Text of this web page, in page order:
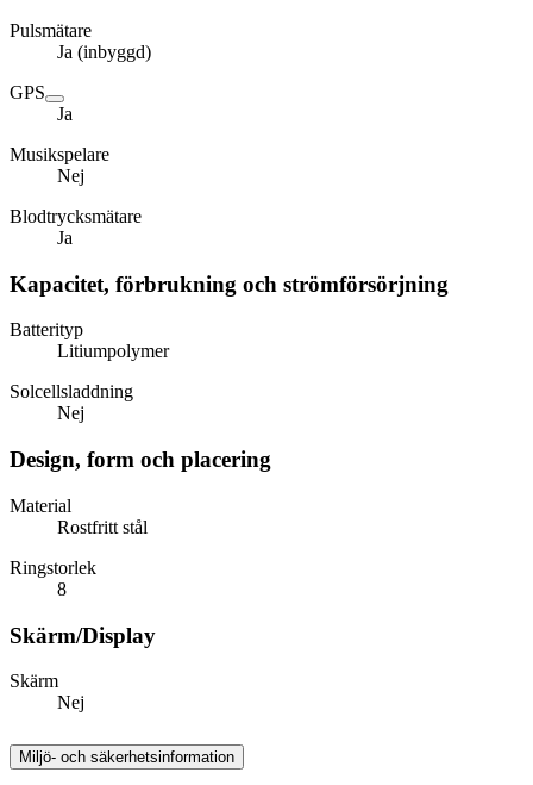
Pulsmätare
Ja (inbyggd)
GPS
Ja
Musikspelare
Nej
Blodtrycksmätare
Ja
Kapacitet, förbrukning och strömförsörjning
Batterityp
Litiumpolymer
Solcellsladdning
Nej
Design, form och placering
Material
Rostfritt stål
Ringstorlek
8
Skärm/Display
Skärm
Nej
Miljö- och säkerhetsinformation